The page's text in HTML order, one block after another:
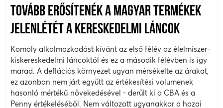
TOVÁBB ERŐSÍTENÉK A MAGYAR TERMÉKEK
JELENLÉTÉT A KERESKEDELMI LÁNCOK
Komoly alkalmazkodást kívánt az első félév az élelmiszer-
kiskereskedelmi láncoktól és ez a második félévben is így
marad. A deflációs környezet ugyan mérsékelte az árakat,
ez azonban nem járt együtt az értékesítési volumenek
hasonló mértékű növekedésével - derült ki a CBA és a
Penny értékeléséből. Nem változott ugyanakkor a hazai